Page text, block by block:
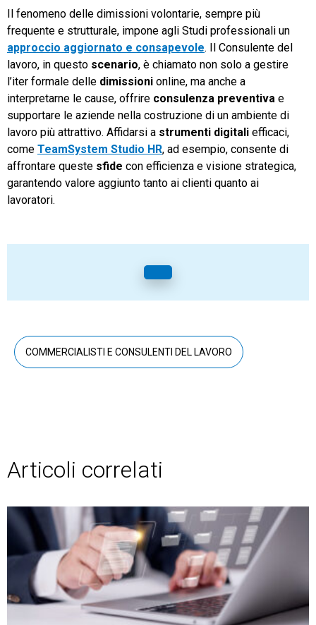
Il fenomeno delle dimissioni volontarie, sempre più
frequente e strutturale, impone agli Studi professionali un
approccio aggiornato e consapevole. Il Consulente del
lavoro, in questo scenario, è chiamato non solo a gestire
l’iter formale delle dimissioni online, ma anche a
interpretarne le cause, offrire consulenza preventiva e
supportare le aziende nella costruzione di un ambiente di
lavoro più attrattivo. Affidarsi a strumenti digitali efficaci,
come TeamSystem Studio HR, ad esempio, consente di
affrontare queste sfide con efficienza e visione strategica,
garantendo valore aggiunto tanto ai clienti quanto ai
lavoratori.
COMMERCIALISTI E CONSULENTI DEL LAVORO
Articoli correlati